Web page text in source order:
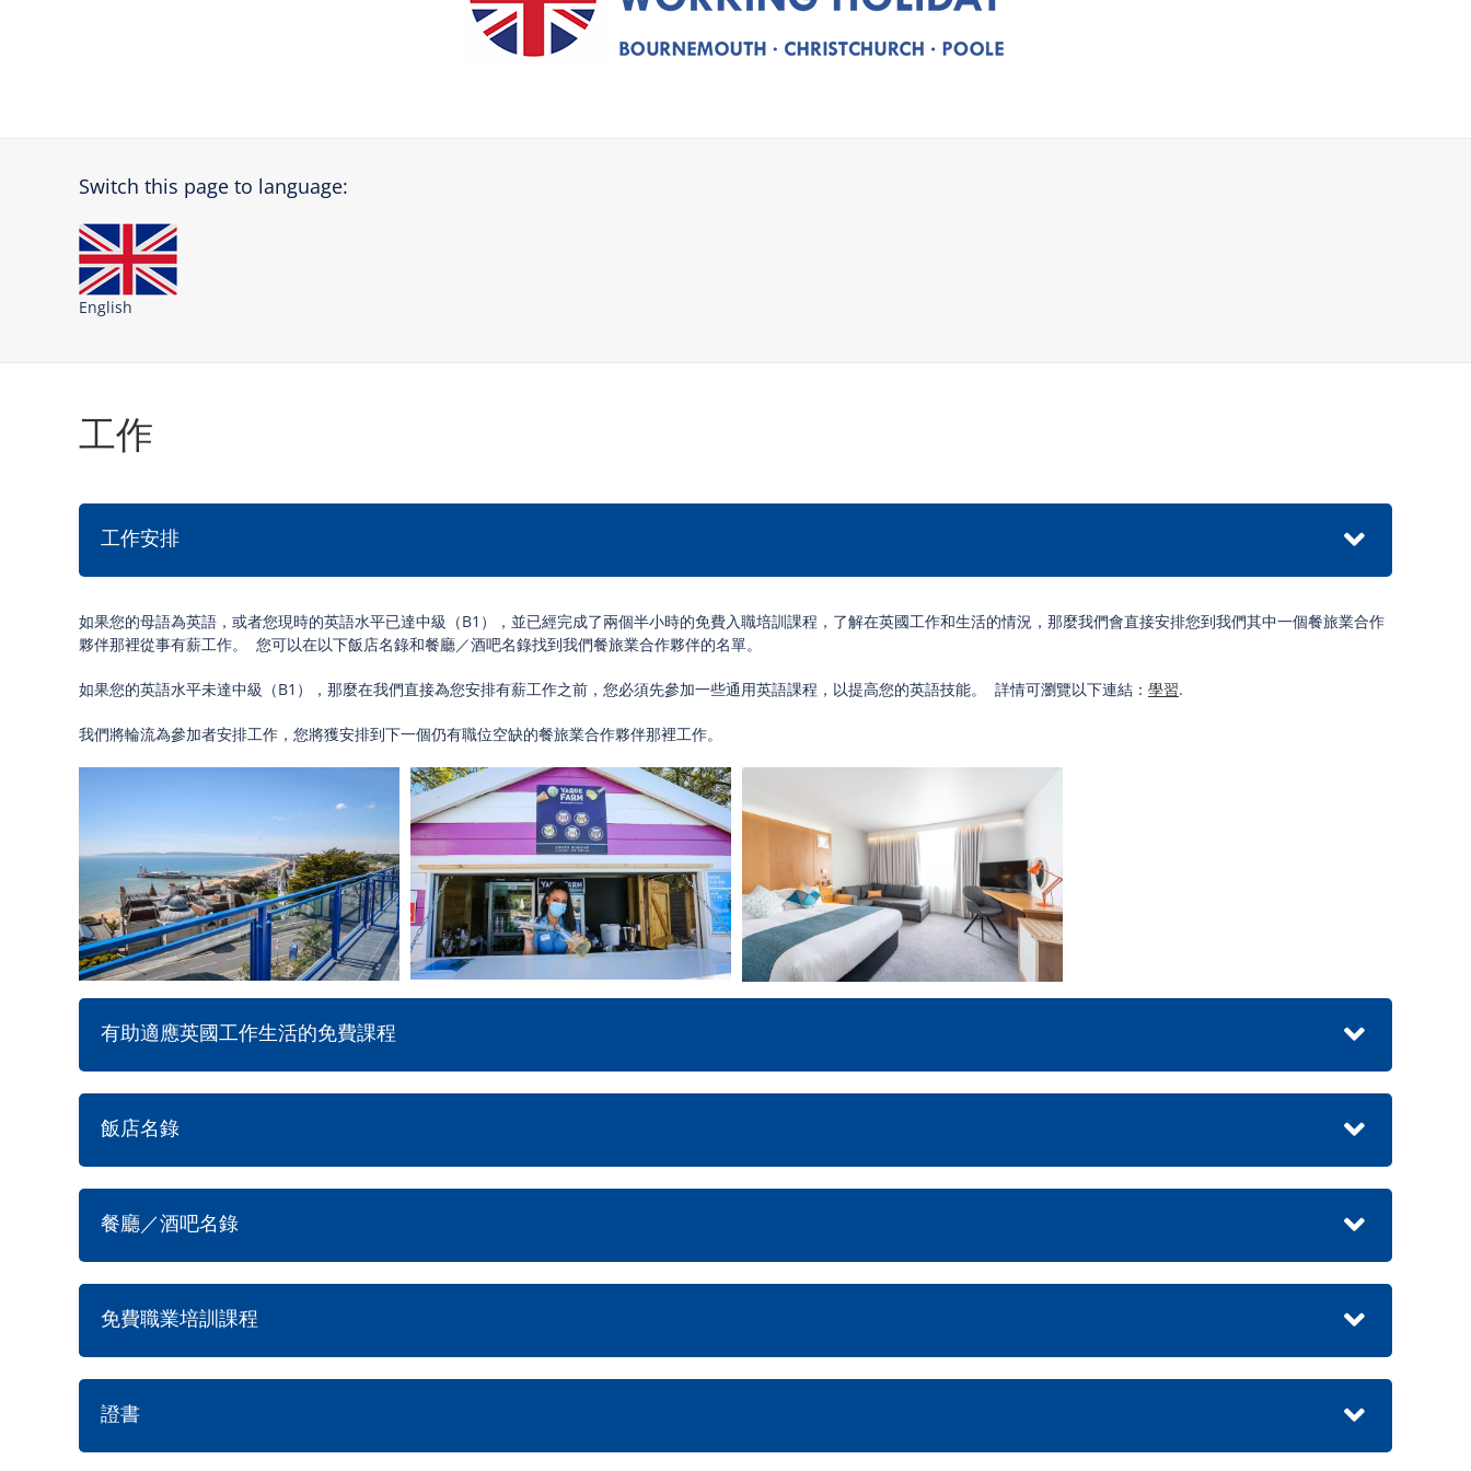
Switch this page to language:
English
工作
工作安排
如果您的母語為英語，或者您現時的英語水平已達中級（B1），並已經完成了兩個半小時的免費入職培訓課程，了解在英國工作和生活的情況，那麼我們會直接安排您到我們其中一個餐旅業合作
夥伴那裡從事有薪工作。 您可以在以下飯店名錄和餐廳／酒吧名錄找到我們餐旅業合作夥伴的名單。
如果您的英語水平未達中級（B1），那麼在我們直接為您安排有薪工作之前，您必須先參加一些通用英語課程，以提高您的英語技能。 詳情可瀏覽以下連結： 學習.
我們將輪流為參加者安排工作，您將獲安排到下一個仍有職位空缺的餐旅業合作夥伴那裡工作。
有助適應英國工作生活的免費課程
飯店名錄
餐廳／酒吧名錄
免費職業培訓課程
證書